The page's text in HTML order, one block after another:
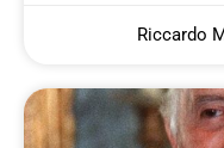
Riccardo